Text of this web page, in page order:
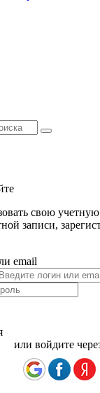
свою учетную
записи,
email
или войдите